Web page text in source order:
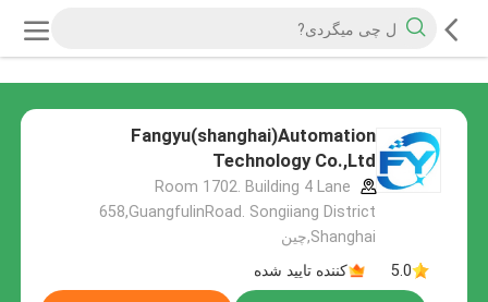
Fangyu(shanghai)Automation
Technology Co.,Ltd
Room 1702. Building 4 Lane
658,GuangfulinRoad. Songiiang District
Shanghai,چین
5.0
کننده تایید شده